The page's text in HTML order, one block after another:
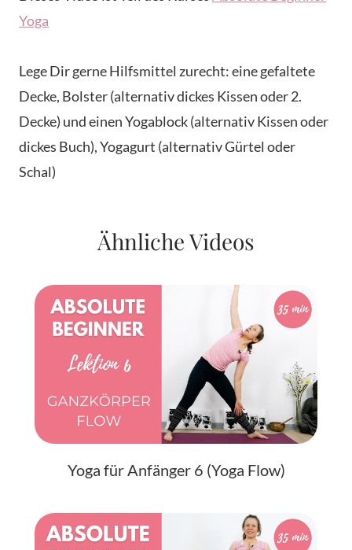
Yoga
Lege Dir gerne Hilfsmittel zurecht: eine gefaltete
Decke, Bolster (alternativ dickes Kissen oder 2.
Decke) und einen Yogablock (alternativ Kissen oder
dickes Buch), Yogagurt (alternativ Gürtel oder
Schal)
Ähnliche Videos
Yoga für Anfänger 6 (Yoga Flow)